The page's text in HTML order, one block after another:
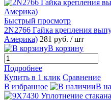
Быстрый просмотр
2N2766 Гайка крепления
Америка) 281 руб. / шт
В корзину
Подробнее
Купить в 1 клик Сравнение
В избранное
В